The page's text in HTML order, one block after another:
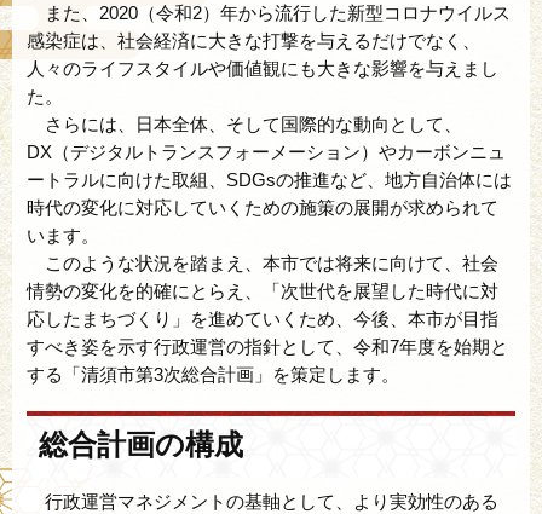
また、2020（令和2）年から流行した新型コロナウイルス
感染症は、社会経済に大きな打撃を与えるだけでなく、
人々のライフスタイルや価値観にも大きな影響を与えまし
た。
さらには、日本全体、そして国際的な動向として、
DX（デジタルトランスフォーメーション）やカーボンニュ
ートラルに向けた取組、SDGsの推進など、地方自治体には
時代の変化に対応していくための施策の展開が求められて
います。
このような状況を踏まえ、本市では将来に向けて、社会
情勢の変化を的確にとらえ、「次世代を展望した時代に対
応したまちづくり」を進めていくため、今後、本市が目指
すべき姿を示す行政運営の指針として、令和7年度を始期と
する「清須市第3次総合計画」を策定します。
総合計画の構成
行政運営マネジメントの基軸として、より実効性のある